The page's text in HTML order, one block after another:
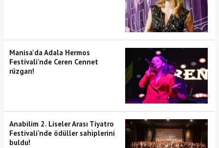
Manisa'da Adala Hermos
Festivali'nde Ceren Cennet
rüzgarı!
Anabilim 2. Liseler Arası Tiyatro
Festivali’nde ödüller sahiplerini
buldu!